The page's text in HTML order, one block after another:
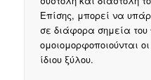
Επίσης, μπορεί να
σε διάφορα σημεία του
ομοιομορφοποιούνται
ίδιου ξύλου.